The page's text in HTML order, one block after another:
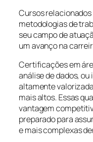
Cursos
metodologias de
seu campo de
um avanço na
Certificações em
análise de dados,
altamente
mais altos. Essas
vantagem
preparado para
e mais complexas